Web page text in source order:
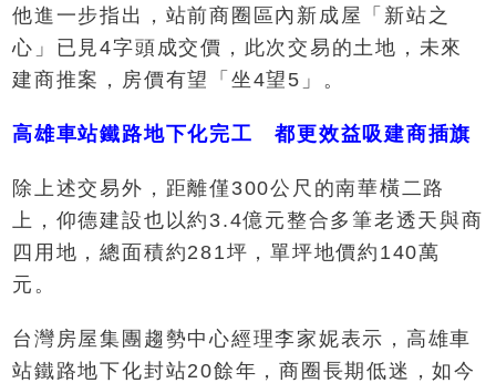
他進一步指出，站前商圈區內新成屋「新站之
心」已見4字頭成交價，此次交易的土地，未來
建商推案，房價有望「坐4望5」。
高雄車站鐵路地下化完工 都更效益吸建商插旗
除上述交易外，距離僅300公尺的南華橫二路
上，仰德建設也以約3.4億元整合多筆老透天與商
四用地，總面積約281坪，單坪地價約140萬
元。
台灣房屋集團趨勢中心經理李家妮表示，高雄車
站鐵路地下化封站20餘年，商圈長期低迷，如今